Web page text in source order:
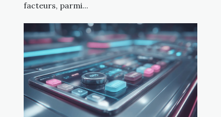
facteurs, parmi...